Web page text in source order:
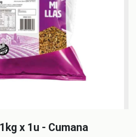
x 1u - Cumana